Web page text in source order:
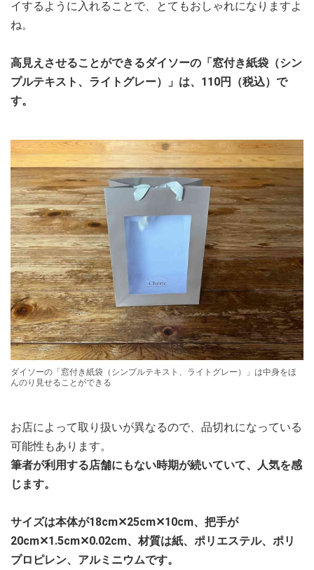
イするように入れることで、とてもおしゃれになりますよ
ね。
高見えさせることができるダイソーの「窓付き紙袋（シン
プルテキスト、ライトグレー）」は、110円（税込）で
す。
ダイソーの「窓付き紙袋（シンプルテキスト、ライトグレー）」は中身をほ
んのり見せることができる
お店によって取り扱いが異なるので、品切れになっている
可能性もあります。
筆者が利用する店舗にもない時期が続いていて、人気を感
じます。
サイズは本体が18cm✕25cm✕10cm、把手が
20cm✕1.5cm✕0.02cm、材質は紙、ポリエステル、ポリ
プロピレン、アルミニウムです。